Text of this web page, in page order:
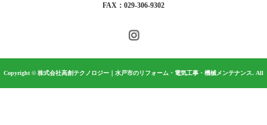
FAX：029-306-9302
Copyright © 株式会社高創テクノロジー｜水戸市のリフォーム・電気工事・機械メンテナンス. All